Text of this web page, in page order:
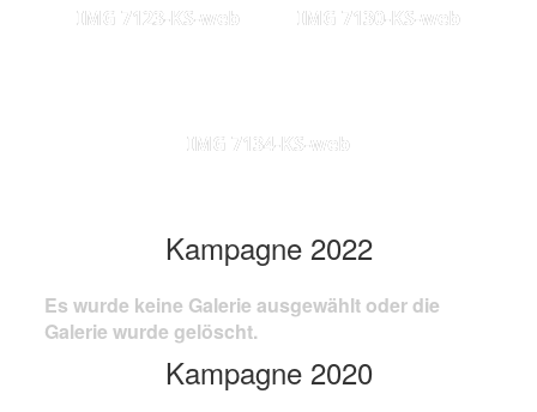
IMG 7123-KS-web IMG 7130-KS-web
IMG 7134-KS-web
Kampagne 2022
Es wurde keine Galerie ausgewählt oder die
Galerie wurde gelöscht.
Kampagne 2020